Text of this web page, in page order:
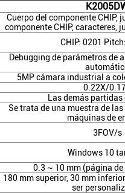
Cuerpo del componente CHIP,
componente CHIP, caracteres,
CHIP: 0201
Debugging de parámetros de
5MP cámara industrial a
0.22X/
Las demás partidas
Se trata de una muestra de
máquinas de
3FOV/s
Windows 10
0.3 ~ 10 mm (página de
180 mm superior, 30 mm
ser